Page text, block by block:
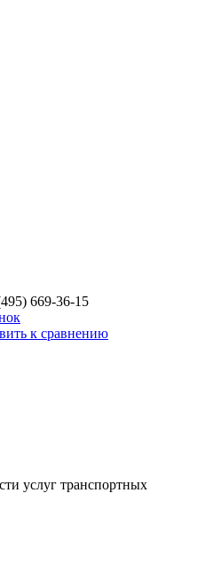
669-36-15
к сравнению
услуг транспортных